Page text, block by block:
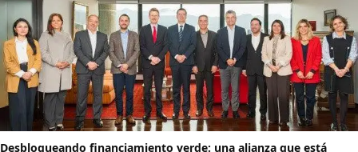
Desbloqueando financiamiento verde: una alianza que está